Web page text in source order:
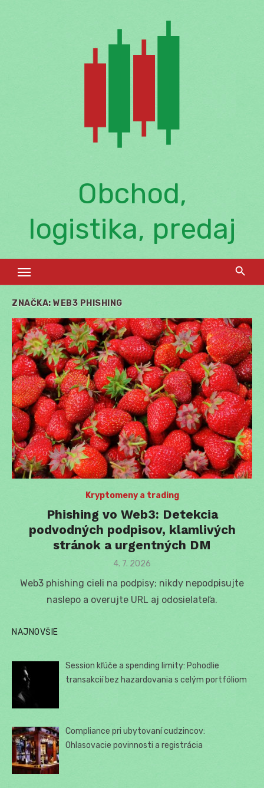
Obchod,
logistika, predaj
ZNAČKA: WEB3 PHISHING
Kryptomeny a trading
Phishing vo Web3: Detekcia
podvodných podpisov, klamlivých
stránok a urgentných DM
Posted
4. 7. 2026
Web3 phishing cieli na podpisy; nikdy nepodpisujte
naslepo a overujte URL aj odosielateľa.
NAJNOVŠIE
Session kľúče a spending limity: Pohodlie
transakcií bez hazardovania s celým portfóliom
Compliance pri ubytovaní cudzincov:
Ohlasovacie povinnosti a registrácia